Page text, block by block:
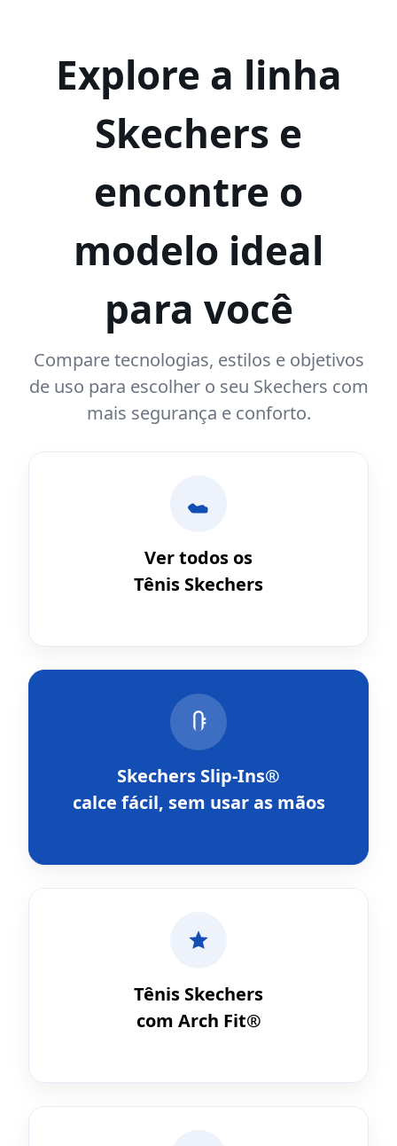
Explore a linha
Skechers e
encontre o
modelo ideal
para você
Compare tecnologias, estilos e objetivos
de uso para escolher o seu Skechers com
mais segurança e conforto.
Ver todos os
Tênis Skechers
Skechers Slip-Ins®
calce fácil, sem usar as mãos
Tênis Skechers
com Arch Fit®